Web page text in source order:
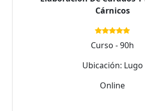
Cárnicos
Curso - 90h
Ubicación: Lugo
Online